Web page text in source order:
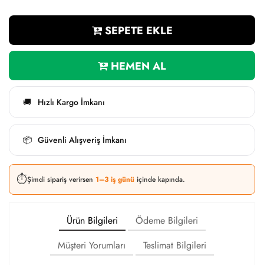
SEPETE EKLE
HEMEN AL
🚚 Hızlı Kargo İmkanı
📦 Güvenli Alışveriş İmkanı
⏱️Şimdi sipariş verirsen 1–3 iş günü içinde kapında.
Ürün Bilgileri
Ödeme Bilgileri
Müşteri Yorumları
Teslimat Bilgileri